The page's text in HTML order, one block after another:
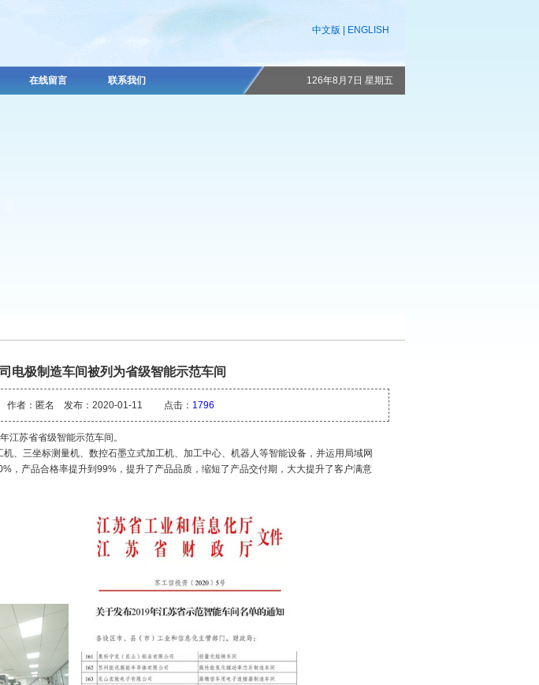
中文版|ENGLISH
在线留言 联系我们 126年8月7日 星期五
电极制造车间被列为省级智能示范车间
作者：匿名 发布：2020-01-11 点击： 1796
江苏省省级智能示范车间。
、三坐标测量机、数控石墨立式加工机、加工中心、机器人等智能设备，并运用局域网
，产品合格率提升到99%，提升了产品品质，缩短了产品交付期，大大提升了客户满意